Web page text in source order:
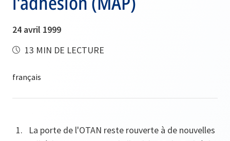
24 avril 1999
13 MIN DE LECTURE
La porte de l'OTAN reste rouverte à de nouvelles